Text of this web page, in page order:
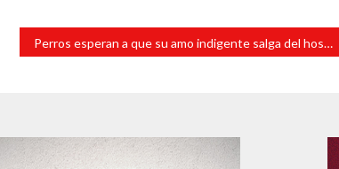
Perros esperan a que su amo indigente salga del hospital